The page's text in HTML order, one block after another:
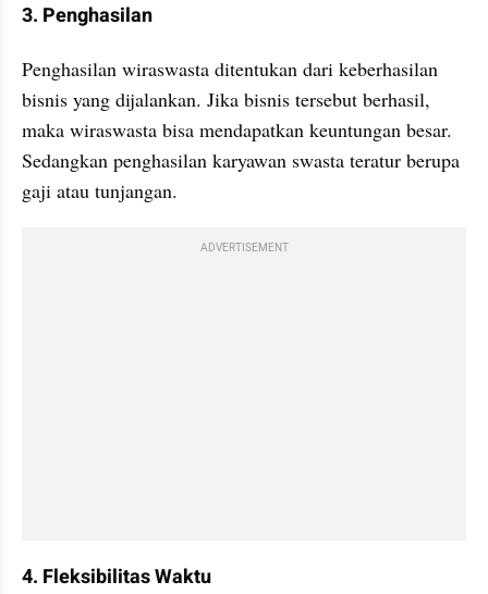
3. Penghasilan
Penghasilan wiraswasta ditentukan dari keberhasilan
bisnis yang dijalankan. Jika bisnis tersebut berhasil,
maka wiraswasta bisa mendapatkan keuntungan besar.
Sedangkan penghasilan karyawan swasta teratur berupa
gaji atau tunjangan.
ADVERTISEMENT
4. Fleksibilitas Waktu